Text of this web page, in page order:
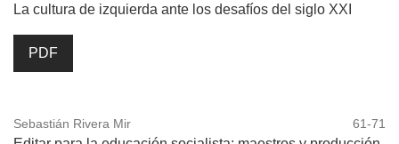
La cultura de izquierda ante los desafíos del siglo XXI
PDF
Sebastián Rivera Mir 61-71